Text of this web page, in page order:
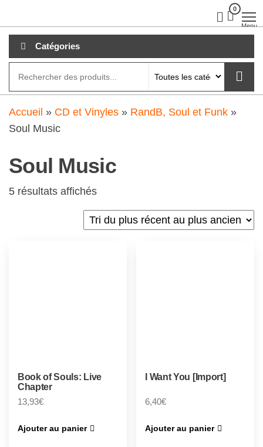
au
contenu
0
Menu
Catégories
Accueil » CD et Vinyles » RandB, Soul et Funk »
Soul Music
Soul Music
5 résultats affichés
Book of Souls: Live
Chapter
13,93€
Ajouter au panier
I Want You [Import]
6,40€
Ajouter au panier